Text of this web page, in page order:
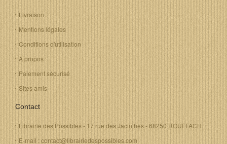
Livraison
Mentions légales
Conditions d'utilisation
A propos
Paiement sécurisé
Sites amis
Contact
Librairie des Possibles - 17 rue des Jacinthes - 68250 ROUFFACH
E-mail : contact@librairiedespossibles.com